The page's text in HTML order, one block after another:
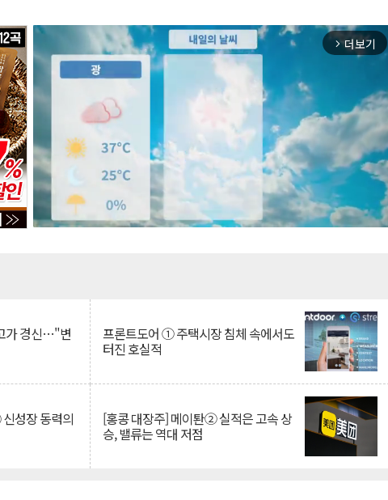
arrow_forward_ios 더보기
가 경신…"변 프론트도어 ① 주택시장 침체 속에서도
터진 호실적
성장 동력의 [홍콩 대장주] 메이퇀② 실적은 고속 상
승, 밸류는 역대 저점